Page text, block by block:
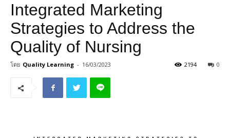
Integrated Marketing
Strategies to Address the
Quality of Nursing
โดย Quality Learning - 16/03/2023 0
2194